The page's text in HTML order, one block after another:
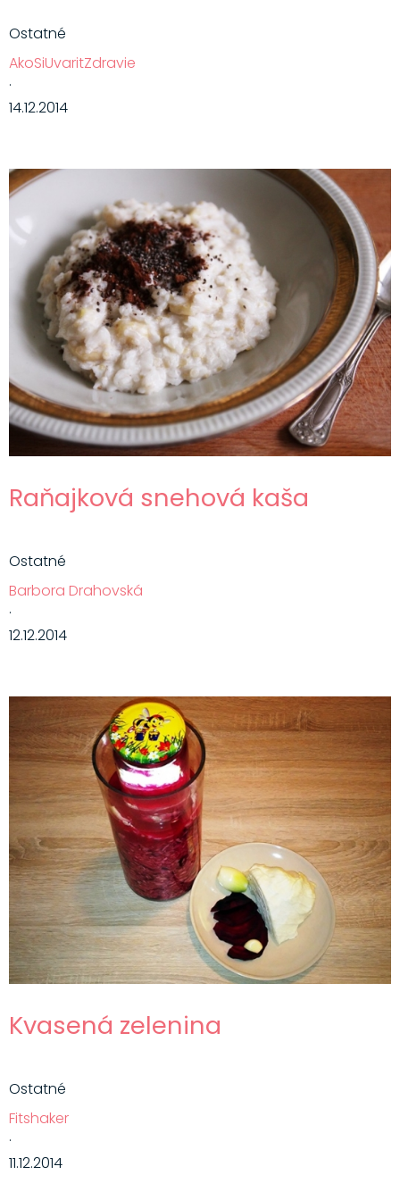
Ostatné
AkoSiUvaritZdravie
·
14.12.2014
Raňajková snehová kaša
Ostatné
Barbora Drahovská
·
12.12.2014
Kvasená zelenina
Ostatné
Fitshaker
·
11.12.2014